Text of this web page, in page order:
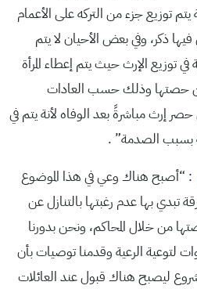
يتم توزيع جزء من التركه على الأعمام
ذكر، وفي بعض الأحيان لا يتم
توزيع الإرث حيث يتم إعطاء المرأة
عن حصتها وذلك حسب العادات
حصر إرث مباشرةً بعد الوفاه لأنة يتم في
بسبب الصدمة” .
: “أصبح هناك وعي في هذا الموضوع
تبدي بها عدم رغبتها بالتنازل عن
من خلال المحاكم، ونحن بدورنا
لتوعية الرعية وقدمنا توصيات بأن
ليصبح هناك قبول عند العائلات